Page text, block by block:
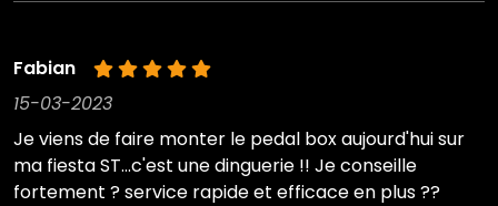
Fabian
15-03-2023
Je viens de faire monter le pedal box aujourd'hui sur
ma fiesta ST...c'est une dinguerie !! Je conseille
fortement ? service rapide et efficace en plus ??